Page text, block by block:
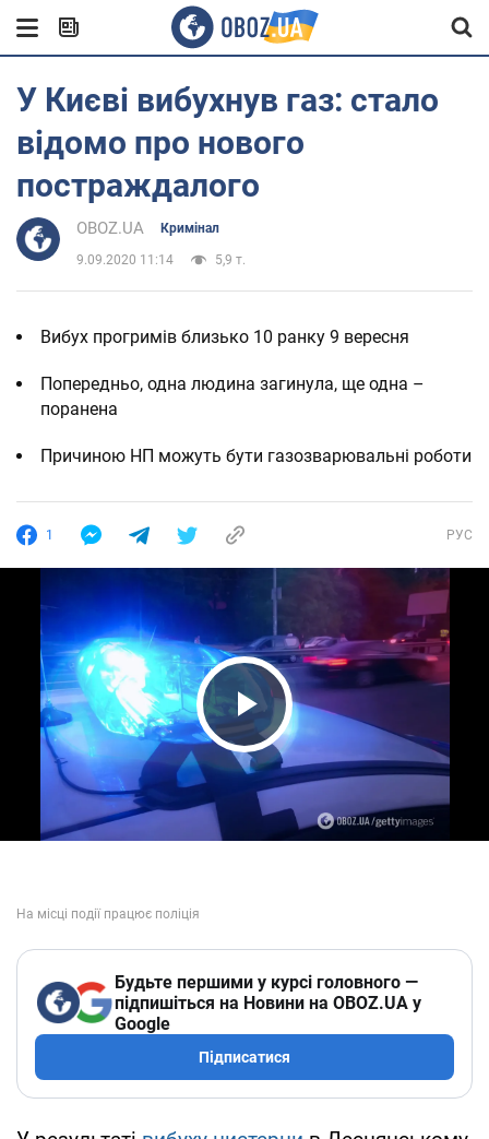
У Києві вибухнув газ: стало
відомо про нового
постраждалого
OBOZ.UA Кримінал
9.09.2020 11:14 5,9 т.
Вибух прогримів близько 10 ранку 9 вересня
Попередньо, одна людина загинула, ще одна –
поранена
Причиною НП можуть бути газозварювальні роботи
1 РУС
Play Video
Будьте першими у курсі головного —
підпишіться на Новини на OBOZ.UA у
Google
Підписатися